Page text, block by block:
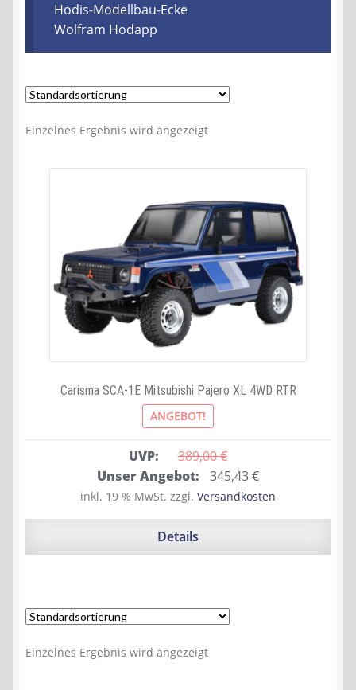
Hodis-Modellbau-Ecke
Wolfram Hodapp
Einzelnes Ergebnis wird angezeigt
Carisma SCA-1E Mitsubishi Pajero XL 4WD RTR
ANGEBOT!
UVP: 389,00 €
Ursprünglicher
Preis
war:
Unser Angebot: 345,43€Aktueller
Preis
ist:
inkl. 19 % MwSt. zzgl. Versandkosten
Details
Einzelnes Ergebnis wird angezeigt